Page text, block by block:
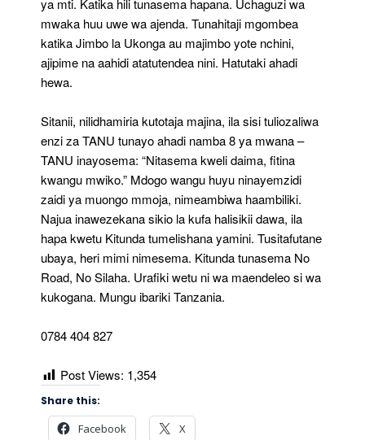
ya mti. Katika hili tunasema hapana. Uchaguzi wa
mwaka huu uwe wa ajenda. Tunahitaji mgombea
katika Jimbo la Ukonga au majimbo yote nchini,
ajipime na aahidi atatutendea nini. Hatutaki ahadi
hewa.
Sitanii, nilidhamiria kutotaja majina, ila sisi tuliozaliwa
enzi za TANU tunayo ahadi namba 8 ya mwana –
TANU inayosema: “Nitasema kweli daima, fitina
kwangu mwiko.” Mdogo wangu huyu ninayemzidi
zaidi ya muongo mmoja, nimeambiwa haambiliki.
Najua inawezekana sikio la kufa halisikii dawa, ila
hapa kwetu Kitunda tumelishana yamini. Tusitafutane
ubaya, heri mimi nimesema. Kitunda tunasema No
Road, No Silaha. Urafiki wetu ni wa maendeleo si wa
kukogana. Mungu ibariki Tanzania.
0784 404 827
Post Views: 1,354
Share this:
Facebook X